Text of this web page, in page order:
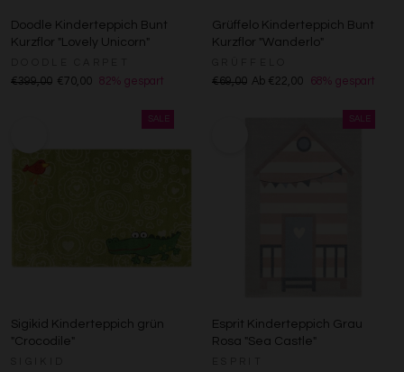
Doodle Kinderteppich Bunt
Kurzflor "Lovely Unicorn"
€399,00 €70,00 82% gespart
Grüffelo Kinderteppich Bunt
Kurzflor "Wanderlo"
€69,00 Ab €22,00 68% gespart
Sigikid Kinderteppich grün
"Crocodile"
Esprit Kinderteppich Grau
Rosa "Sea Castle"